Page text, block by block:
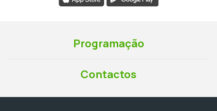
Programação
Contactos